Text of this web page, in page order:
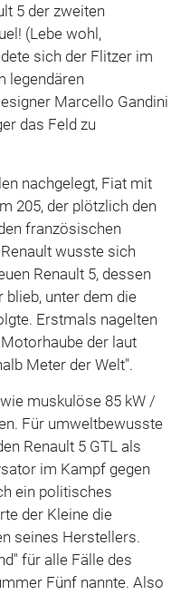
5 der zweiten
(Lebe wohl,
sich der Flitzer im
legendären
Marcello Gandini
das Feld zu
nachgelegt, Fiat mit
205, der plötzlich den
französischen
wusste sich
Renault 5, dessen
unter dem die
Erstmals nagelten
der laut
Meter der Welt".
muskulöse 85 kW /
Für umweltbewusste
Renault 5 GTL als
im Kampf gegen
ein politisches
der Kleine die
seines Herstellers.
für alle Fälle des
Fünf nannte. Also